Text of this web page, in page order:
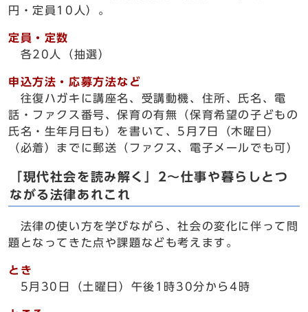
円・定員10人）。
定員・定数
各20人（抽選）
申込方法・応募方法など
往復ハガキに講座名、受講動機、住所、氏名、電
話・ファクス番号、保育の有無（保育希望の子どもの
氏名・生年月日も）を書いて、5月7日（木曜日）
（必着）までに郵送（ファクス、電子メールでも可）
「現代社会を読み解く」2～仕事や暮らしとつ
ながる法律あれこれ
法律の使い方を学びながら、社会の変化に伴って問
題となってきた点や課題なども考えます。
とき
5月30日（土曜日）午後1時30分から4時